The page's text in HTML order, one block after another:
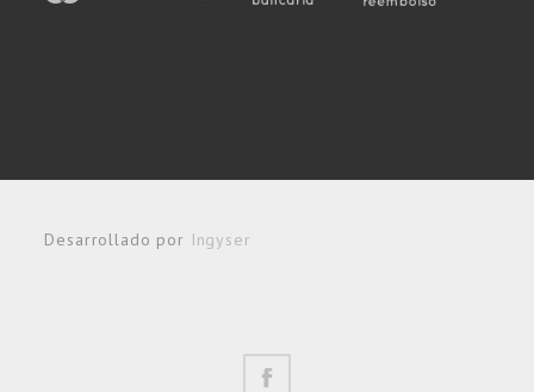
Desarrollado por Ingyser